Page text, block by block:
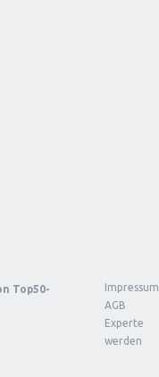
Top50-
Impressum
AGB
Experte
werden